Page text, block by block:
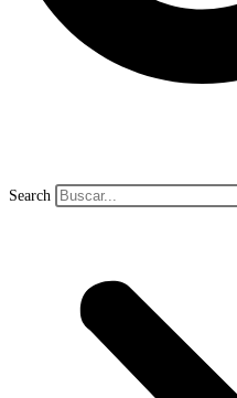
Search